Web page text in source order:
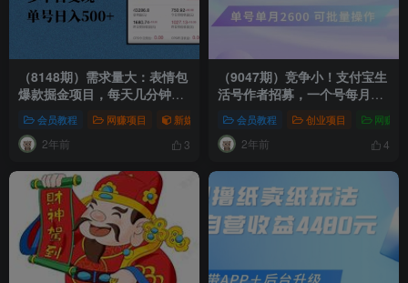
（8148期）需求量大：表情包
爆款掘金项目，每天几分钟，
可多平台变现，日入500无上
限 会员教程 网赚项目 新媒体项目 网赚项目
2年前 3
（9047期）竞争小！支付宝生
活号作者招募，一个号每月
松1w+
会员教程 创业项目 网赚项
2年前 4